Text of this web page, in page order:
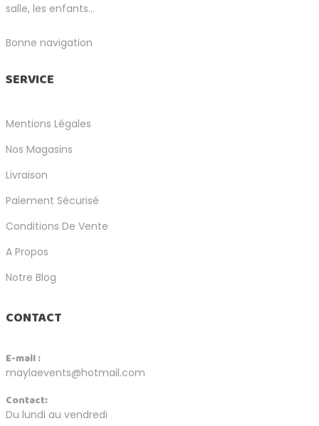
salle, les enfants...
Bonne navigation
SERVICE
Mentions Légales
Nos Magasins
Livraison
Paiement Sécurisé
Conditions De Vente
A Propos
Notre Blog
CONTACT
E-mail :
maylaevents@hotmail.com
Contact:
Du lundi au vendredi